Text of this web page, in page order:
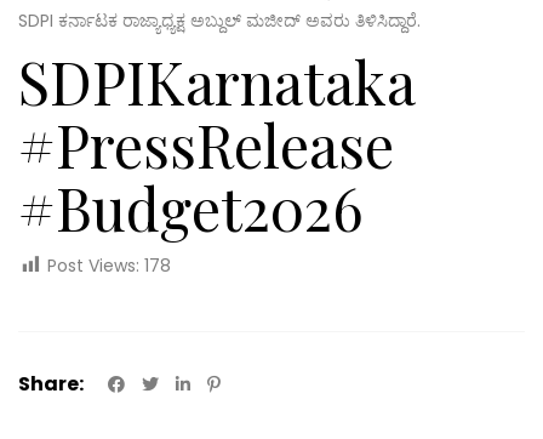
SDPI ಕರ್ನಾಟಕ ರಾಜ್ಯಾಧ್ಯಕ್ಷ ಅಬ್ದುಲ್ ಮಜೀದ್ ಅವರು ತಿಳಿಸಿದ್ದಾರೆ.
SDPIKarnataka
#PressRelease
#Budget2026
Post Views: 178
Share: